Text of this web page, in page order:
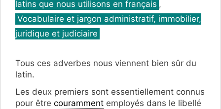
latins que nous utilisons en français ,
Vocabulaire et jargon administratif, immobilier,
juridique et judiciaire
Tous ces adverbes nous viennent bien sûr du
latin.
Les deux premiers sont essentiellement connus
pour être couramment employés dans le libellé